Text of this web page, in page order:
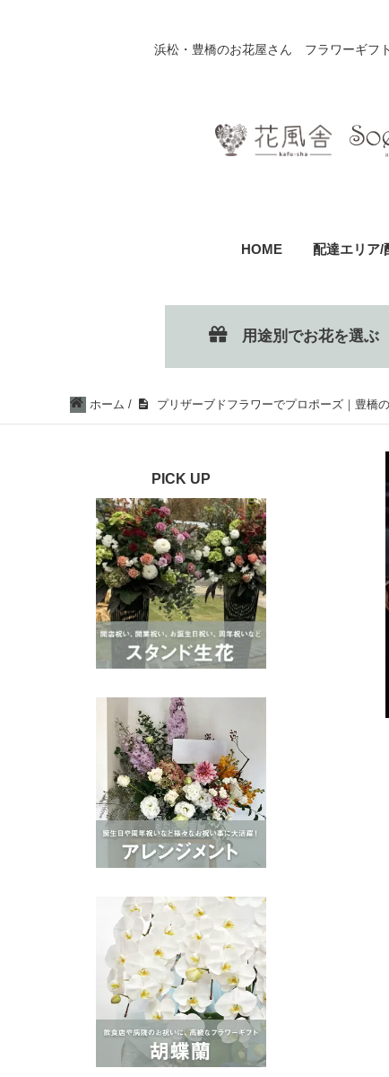
浜松・豊橋のお花屋さん フラワーギフ
HOME 配達エリア/
用途別でお花を選ぶ
ホーム / プリザーブドフラワーでプロポーズ｜豊橋
PICK UP